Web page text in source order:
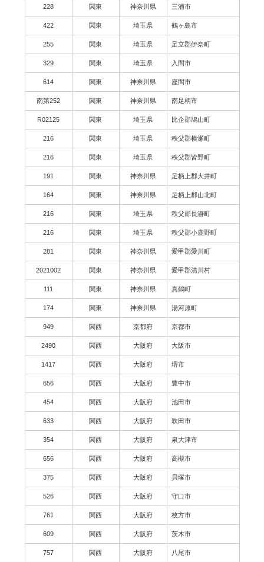
228 関東 神奈川県 三浦市
422 関東 埼玉県 鶴ヶ島市
255 関東 埼玉県 足立郡伊奈町
329 関東 埼玉県 入間市
614 関東 神奈川県 座間市
南第252 関東 神奈川県 南足柄市
R02125 関東 埼玉県 比企郡鳩山町
216 関東 埼玉県 秩父郡横瀬町
216 関東 埼玉県 秩父郡皆野町
191 関東 神奈川県 足柄上郡大井町
164 関東 神奈川県 足柄上郡山北町
216 関東 埼玉県 秩父郡長瀞町
216 関東 埼玉県 秩父郡小鹿野町
281 関東 神奈川県 愛甲郡愛川町
2021002 関東 神奈川県 愛甲郡清川村
111 関東 神奈川県 真鶴町
174 関東 神奈川県 湯河原町
949 関西 京都府 京都市
2490 関西 大阪府 大阪市
1417 関西 大阪府 堺市
656 関西 大阪府 豊中市
454 関西 大阪府 池田市
633 関西 大阪府 吹田市
354 関西 大阪府 泉大津市
656 関西 大阪府 高槻市
375 関西 大阪府 貝塚市
526 関西 大阪府 守口市
761 関西 大阪府 枚方市
609 関西 大阪府 茨木市
757 関西 大阪府 八尾市